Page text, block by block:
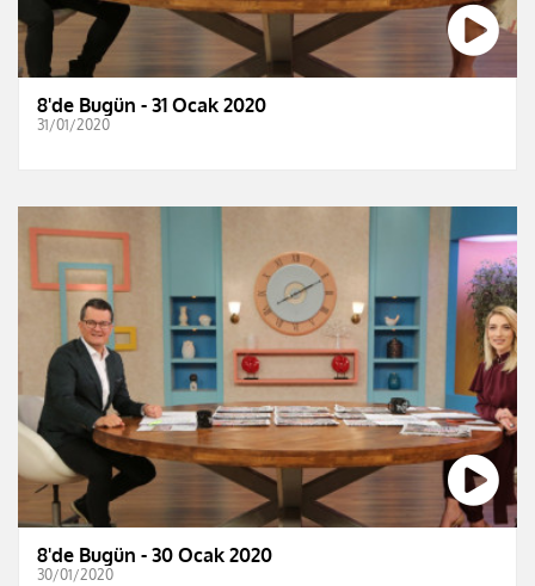
8'de Bugün - 31 Ocak 2020
31/01/2020
8'de Bugün - 30 Ocak 2020
30/01/2020